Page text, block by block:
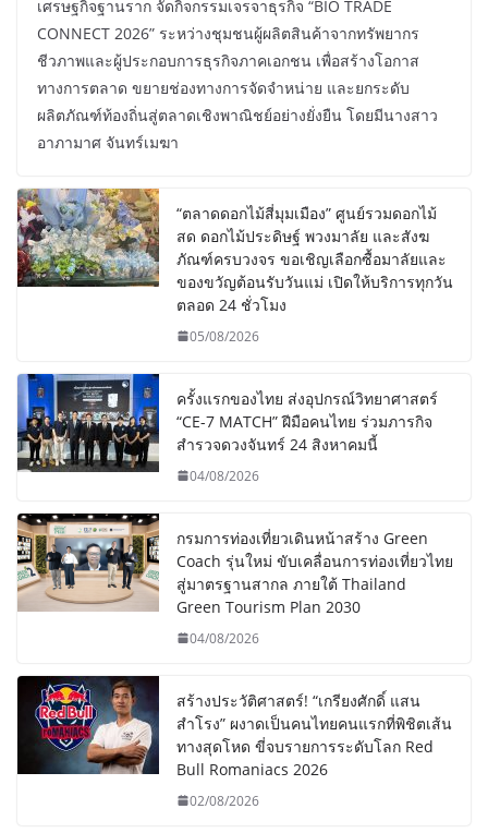
เศรษฐกิจฐานราก จัดกิจกรรมเจรจาธุรกิจ “BIO TRADE
CONNECT 2026” ระหว่างชุมชนผู้ผลิตสินค้าจากทรัพยากร
ชีวภาพและผู้ประกอบการธุรกิจภาคเอกชน เพื่อสร้างโอกาส
ทางการตลาด ขยายช่องทางการจัดจำหน่าย และยกระดับ
ผลิตภัณฑ์ท้องถิ่นสู่ตลาดเชิงพาณิชย์อย่างยั่งยืน โดยมีนางสาว
อาภามาศ จันทร์เมฆา
“ตลาดดอกไม้สี่มุมเมือง” ศูนย์รวมดอกไม้
สด ดอกไม้ประดิษฐ์ พวงมาลัย และสังฆ
ภัณฑ์ครบวงจร ขอเชิญเลือกซื้อมาลัยและ
ของขวัญต้อนรับวันแม่ เปิดให้บริการทุกวัน
ตลอด 24 ชั่วโมง
05/08/2026
ครั้งแรกของไทย ส่งอุปกรณ์วิทยาศาสตร์
“CE-7 MATCH” ฝีมือคนไทย ร่วมภารกิจ
สำรวจดวงจันทร์ 24 สิงหาคมนี้
04/08/2026
กรมการท่องเที่ยวเดินหน้าสร้าง Green
Coach รุ่นใหม่ ขับเคลื่อนการท่องเที่ยวไทย
สู่มาตรฐานสากล ภายใต้ Thailand
Green Tourism Plan 2030
04/08/2026
สร้างประวัติศาสตร์! “เกรียงศักดิ์ แสน
สำโรง” ผงาดเป็นคนไทยคนแรกที่พิชิตเส้น
ทางสุดโหด ขี่จบรายการระดับโลก Red
Bull Romaniacs 2026
02/08/2026